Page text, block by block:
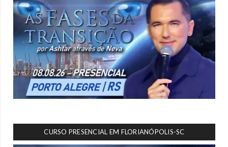
CURSO PRESENCIAL EM FLORIANÓPOLIS-SC